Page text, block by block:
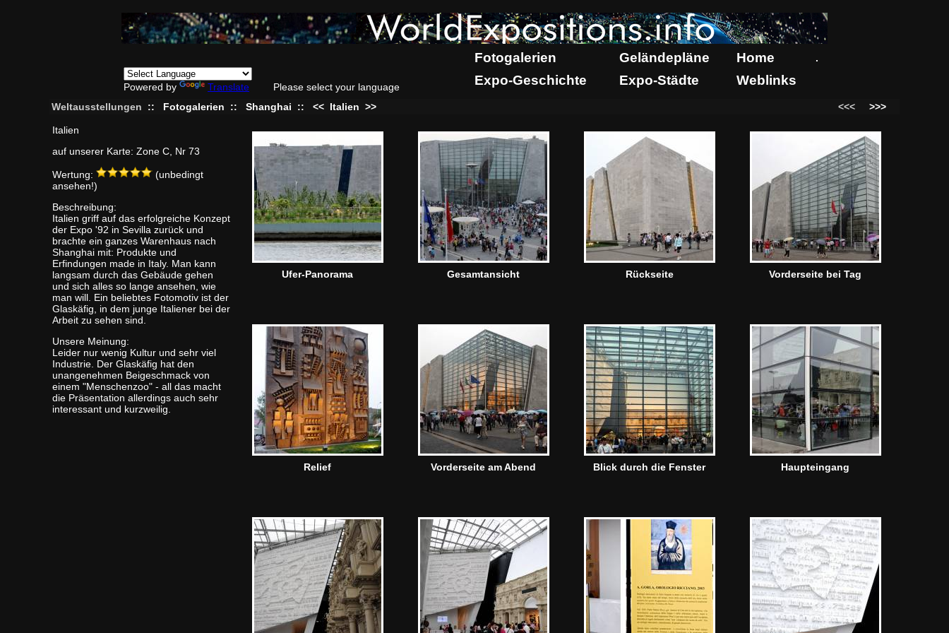
Powered by Translate Please select your language
Fotogalerien Geländepläne Home .
Expo-Geschichte Expo-Städte Weblinks
Weltausstellungen :: Fotogalerien :: Shanghai :: << Italien >> <<< >>>
Italien
auf unserer Karte: Zone C, Nr 73
Wertung:
(unbedingt
ansehen!)
Beschreibung:
Italien griff auf das erfolgreiche Konzept
der Expo '92 in Sevilla zurück und
brachte ein ganzes Warenhaus nach
Shanghai mit: Produkte und
Erfindungen made in Italy. Man kann
langsam durch das Gebäude gehen
und sich alles so lange ansehen, wie
man will. Ein beliebtes Fotomotiv ist der
Glaskäfig, in dem junge Italiener bei der
Arbeit zu sehen sind.
Unsere Meinung:
Leider nur wenig Kultur und sehr viel
Industrie. Der Glaskäfig hat den
unangenehmen Beigeschmack von
einem "Menschenzoo" - all das macht
die Präsentation allerdings auch sehr
interessant und kurzweilig.
Ufer-Panorama Gesamtansicht Rückseite Vorderseite bei Tag
Relief Vorderseite am Abend Blick durch die Fenster Haupteingang